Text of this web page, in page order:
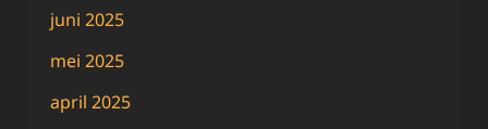
juni 2025
mei 2025
april 2025